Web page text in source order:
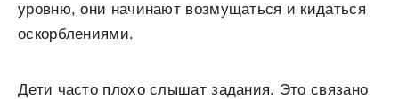
уровню, они начинают возмущаться и кидаться
оскорблениями.
Дети часто плохо слышат задания. Это связано